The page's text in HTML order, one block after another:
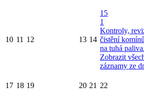
10 11 12 13 14
15
1
Kontroly,
čistění
na tuhá paliva.
Zobrazit
záznamy ze
17 18 19 20 21 22